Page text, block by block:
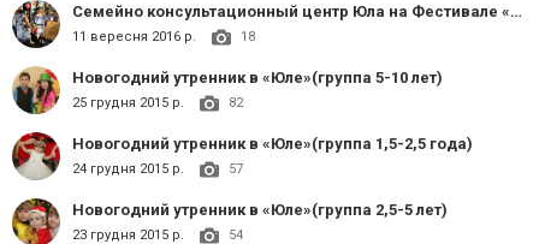
Семейно консультационный центр Юла на Фестивале «Живая улица»
11 вересня 2016 р. 18
Новогодний утренник в «Юле»(группа 5-10 лет)
25 грудня 2015 р. 82
Новогодний утренник в «Юле»(группа 1,5-2,5 года)
24 грудня 2015 р. 57
Новогодний утренник в «Юле»(группа 2,5-5 лет)
23 грудня 2015 р. 54